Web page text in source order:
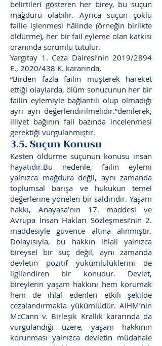
belirtileri gösteren her birey, bu suçun
mağduru olabilir. Ayrıca suçun çoklu
faille işlenmesi hâlinde (örneğin birlikte
öldürme), her bir fail eyleme olan katkısı
oranında sorumlu tutulur.
Yargıtay 1. Ceza Dairesi’nin 2019/2894
E., 2020/438 K. kararında,
“Birden fazla failin müşterek hareket
ettiği olaylarda, ölüm sonucunun her bir
failin eylemiyle bağlantılı olup olmadığı
ayrı ayrı değerlendirilmelidir.”denilerek,
illiyet bağının fail bazında incelenmesi
gerektiği vurgulanmıştır.
3.5. Suçun Konusu
Kasten öldürme suçunun konusu insan
hayatıdır.Bu nedenle, failin eylemi
yalnızca mağdura değil, aynı zamanda
toplumsal barışa ve hukukun temel
değerlerine yönelen bir saldırıdır. Yaşam
hakkı, Anayasa’nın 17. maddesi ve
Avrupa İnsan Hakları Sözleşmesi’nin 2.
maddesiyle güvence altına alınmıştır.
Dolayısıyla, bu hakkın ihlali yalnızca
bireysel bir suç değil, aynı zamanda
devletin pozitif yükümlülüklerini de
ilgilendiren bir konudur. Devlet,
bireylerin yaşam hakkını hem korumak
hem de ihlal edenleri etkili şekilde
cezalandırmakla yükümlüdür. AİHM’nin
McCann v. Birleşik Krallık kararında da
vurgulandığı üzere, yaşam hakkının
korunması yalnızca devletin müdahale